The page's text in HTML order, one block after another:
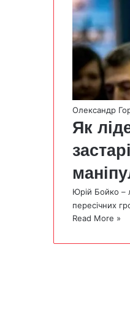
Олександр
Як
Юрій Бойко –
пересічних
Read More »